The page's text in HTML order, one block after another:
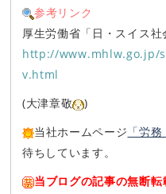
参考リンク
厚生労働省「日・スイス社
http://www.mhlw.go.jp/
v.html
(大津章敬
)
当社ホームページ 「労
待ちしています。
当ブログの記事の無断転